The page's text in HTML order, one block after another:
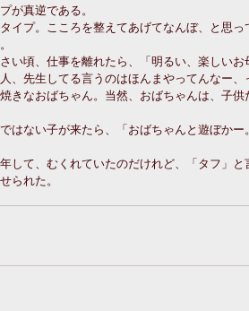
が真逆である。
イプ。こころを整えてあげてなんぼ、と思
い頃、仕事を離れたら、「明るい、楽しい
、先生してる言うのはほんまやってんなー、
きなおばちゃん。当然、おばちゃんは、子
はない子が来たら、「おばちゃんと遊ぼかー
して、むくれていたのだけれど、「タフ」
られた。